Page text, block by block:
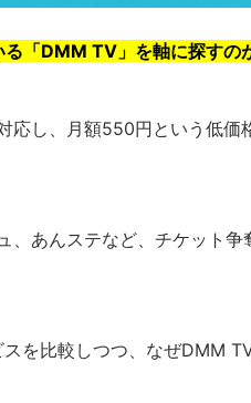
「DMM TV」を軸に探すの
応し、月額550円という低価
、あんステなど、チケット争
を比較しつつ、なぜDMM